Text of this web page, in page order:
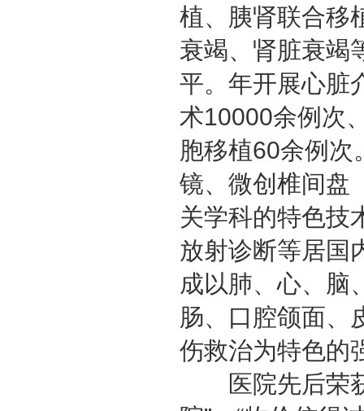
植、胰肾联合移
衰竭、肾脏衰竭
平。年开展心脏
术10000余例次
胞移植60余例次
镜、微创椎间盘
关学科的特色技
放射诊断等居国
成以肺、心、脑
肠、口腔颌面、
伤救治为特色的
医院先后荣获